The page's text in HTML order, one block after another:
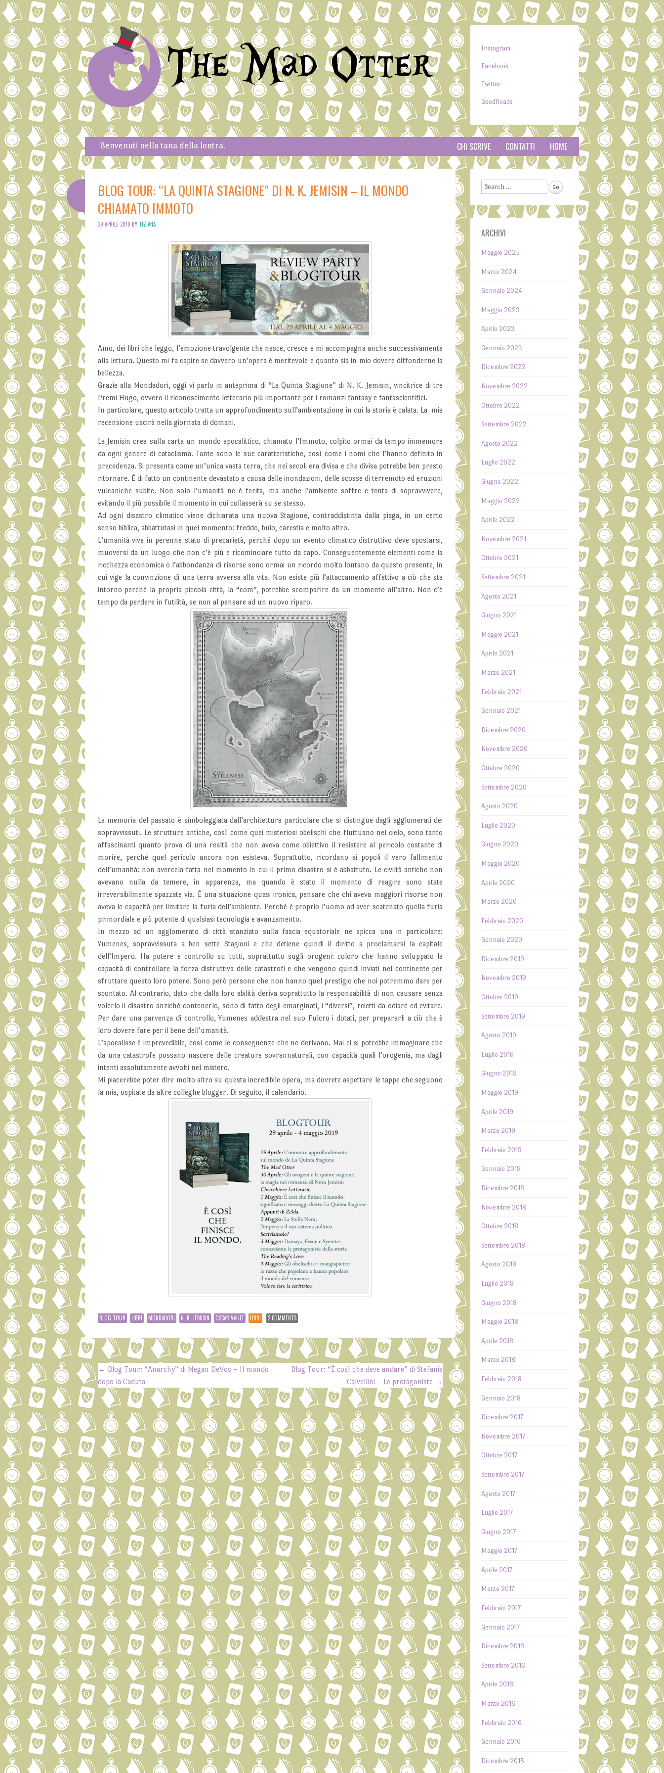
The Mad Otter Instagram
Facebook
Twitter
GoodReads
Benvenuti nella tana della lontra.
Menu
Skip to content HOME
CONTATTI
CHI SCRIVE
BLOG TOUR: “LA QUINTA STAGIONE” DI N. K. JEMISIN – IL MONDO
CHIAMATO IMMOTO
29 APRILE 2019 BY TIZIANA
Amo, dei libri che leggo, l’emozione travolgente che nasce, cresce e mi accompagna anche successivamente
alla lettura. Questo mi fa capire se davvero un’opera è meritevole e quanto sia in mio dovere diffonderne la
bellezza.
Grazie alla Mondadori, oggi vi parlo in anteprima di “La Quinta Stagione” di N. K. Jemisin, vincitrice di tre
Premi Hugo, ovvero il riconoscimento letterario più importante per i romanzi fantasy e fantascientifici.
In particolare, questo articolo tratta un approfondimento sull’ambientazione in cui la storia è calata. La mia
recensione uscirà nella giornata di domani.
La Jemisin crea sulla carta un mondo apocalittico, chiamato l’Immoto, colpito ormai da tempo immemore
da ogni genere di cataclisma. Tante sono le sue caratteristiche, così come i nomi che l’hanno definito in
precedenza. Si presenta come un’unica vasta terra, che nei secoli era divisa e che divisa potrebbe ben presto
ritornare. È di fatto un continente devastato a causa delle inondazioni, delle scosse di terremoto ed eruzioni
vulcaniche subite. Non solo l’umanità ne è ferita, ma anche l’ambiente soffre e tenta di sopravvivere,
evitando il più possibile il momento in cui collasserà su se stesso.
Ad ogni disastro climatico viene dichiarata una nuova Stagione, contraddistinta dalla piaga, in un certo
senso biblica, abbattutasi in quel momento: freddo, buio, carestia e molto altro.
L’umanità vive in perenne stato di precarietà, perché dopo un evento climatico distruttivo deve spostarsi,
muoversi da un luogo che non c’è più e ricominciare tutto da capo. Conseguentemente elementi come la
ricchezza economica o l’abbondanza di risorse sono ormai un ricordo molto lontano da questo presente, in
cui vige la convinzione di una terra avversa alla vita. Non esiste più l’attaccamento affettivo a ciò che sta
intorno perché la propria piccola città, la “com”, potrebbe scomparire da un momento all’altro. Non c’è
tempo da perdere in futilità, se non al pensare ad un nuovo riparo.
La memoria del passato è simboleggiata dall’architettura particolare che si distingue dagli agglomerati dei
sopravvissuti. Le strutture antiche, così come quei misteriosi obelischi che fluttuano nel cielo, sono tanto
affascinanti quanto prova di una realtà che non aveva come obiettivo il resistere al pericolo costante di
morire, perché quel pericolo ancora non esisteva. Soprattutto, ricordano ai popoli il vero fallimento
dell’umanità: non avercela fatta nel momento in cui il primo disastro si è abbattuto. Le civiltà antiche non
avevano nulla da temere, in apparenza, ma quando è stato il momento di reagire sono state
irreversibilmente spazzate via. È una situazione quasi ironica, pensare che chi aveva maggiori risorse non
aveva le capacità per limitare la furia dell’ambiente. Perché è proprio l’uomo ad aver scatenato quella furia
primordiale e più potente di qualsiasi tecnologia e avanzamento.
In mezzo ad un agglomerato di città stanziato sulla fascia equatoriale ne spicca una in particolare:
Yumenes, sopravvissuta a ben sette Stagioni e che detiene quindi il diritto a proclamarsi la capitale
dell’Impero. Ha potere e controllo su tutti, soprattutto sugli orogeni: coloro che hanno sviluppato la
capacità di controllare la forza distruttiva delle catastrofi e che vengono quindi inviati nel continente per
sfruttare questo loro potere. Sono però persone che non hanno quel prestigio che noi potremmo dare per
scontato. Al contrario, dato che dalla loro abilità deriva soprattutto la responsabilità di non causare senza
volerlo il disastro anziché contenerlo, sono di fatto degli emarginati, i “diversi”, reietti da odiare ed evitare.
Per dare una parvenza di controllo, Yumenes addestra nel suo Fulcro i dotati, per prepararli a ciò che è
loro dovere fare per il bene dell’umanità.
L’apocalisse è imprevedibile, così come le conseguenze che ne derivano. Mai ci si potrebbe immaginare che
da una catastrofe possano nascere delle creature sovrannaturali, con capacità quali l’orogenia, ma dagli
intenti assolutamente avvolti nel mistero.
Mi piacerebbe poter dire molto altro su questa incredibile opera, ma dovrete aspettare le tappe che seguono
la mia, ospitate da altre colleghe blogger. Di seguito, il calendario.
BLOG TOUR LIBRI MONDADORI N. K. JEMISIN OSCAR VAULT LIBRI 2 COMMENTS
Post navigation
← Blog Tour: “Anarchy” di Megan DeVos – Il mondo
dopo la Caduta
Blog Tour: “È così che deve andare” di Stefania
Calvellini – Le protagoniste →
Search
ARCHIVI
Maggio 2025
Marzo 2024
Gennaio 2024
Maggio 2023
Aprile 2023
Gennaio 2023
Dicembre 2022
Novembre 2022
Ottobre 2022
Settembre 2022
Agosto 2022
Luglio 2022
Giugno 2022
Maggio 2022
Aprile 2022
Novembre 2021
Ottobre 2021
Settembre 2021
Agosto 2021
Giugno 2021
Maggio 2021
Aprile 2021
Marzo 2021
Febbraio 2021
Gennaio 2021
Dicembre 2020
Novembre 2020
Ottobre 2020
Settembre 2020
Agosto 2020
Luglio 2020
Giugno 2020
Maggio 2020
Aprile 2020
Marzo 2020
Febbraio 2020
Gennaio 2020
Dicembre 2019
Novembre 2019
Ottobre 2019
Settembre 2019
Agosto 2019
Luglio 2019
Giugno 2019
Maggio 2019
Aprile 2019
Marzo 2019
Febbraio 2019
Gennaio 2019
Dicembre 2018
Novembre 2018
Ottobre 2018
Settembre 2018
Agosto 2018
Luglio 2018
Giugno 2018
Maggio 2018
Aprile 2018
Marzo 2018
Febbraio 2018
Gennaio 2018
Dicembre 2017
Novembre 2017
Ottobre 2017
Settembre 2017
Agosto 2017
Luglio 2017
Giugno 2017
Maggio 2017
Aprile 2017
Marzo 2017
Febbraio 2017
Gennaio 2017
Dicembre 2016
Settembre 2016
Aprile 2016
Marzo 2016
Febbraio 2016
Gennaio 2016
Dicembre 2015